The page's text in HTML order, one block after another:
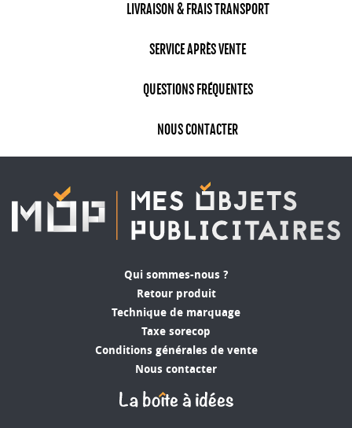
LIVRAISON & FRAIS TRANSPORT
SERVICE APRÈS VENTE
QUESTIONS FRÉQUENTES
NOUS CONTACTER
Qui sommes-nous ?
Retour produit
Technique de marquage
Taxe sorecop
Conditions générales de vente
Nous contacter